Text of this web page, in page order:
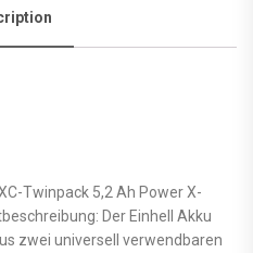
Twinpack 5,2 Ah Power X-
Der Einhell Akku
zwei universell verwendbaren